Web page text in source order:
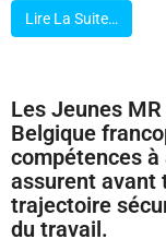
Lire La Suite…
Les Jeunes
Belgique
compétences
assurent avant
trajectoire
du travail.